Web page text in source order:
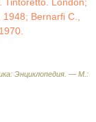
Bernarfi C.,
Энциклопедия. — М.: